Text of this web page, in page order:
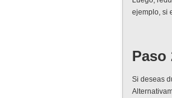
ejemplo, si
Paso
Si deseas